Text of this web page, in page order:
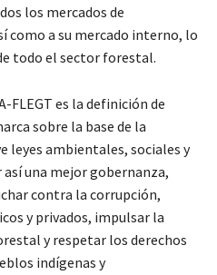
los mercados de
como a su mercado interno, lo
todo el sector forestal.
FLEGT es la definición de
sobre la base de la
leyes ambientales, sociales y
una mejor gobernanza,
contra la corrupción,
y privados, impulsar la
y respetar los derechos
indígenas y